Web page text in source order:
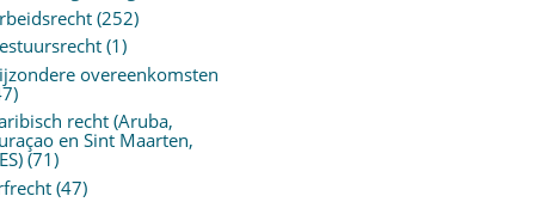
(252)
(1)
overeenkomsten
recht (Aruba,
en Sint Maarten,
(71)
(47)